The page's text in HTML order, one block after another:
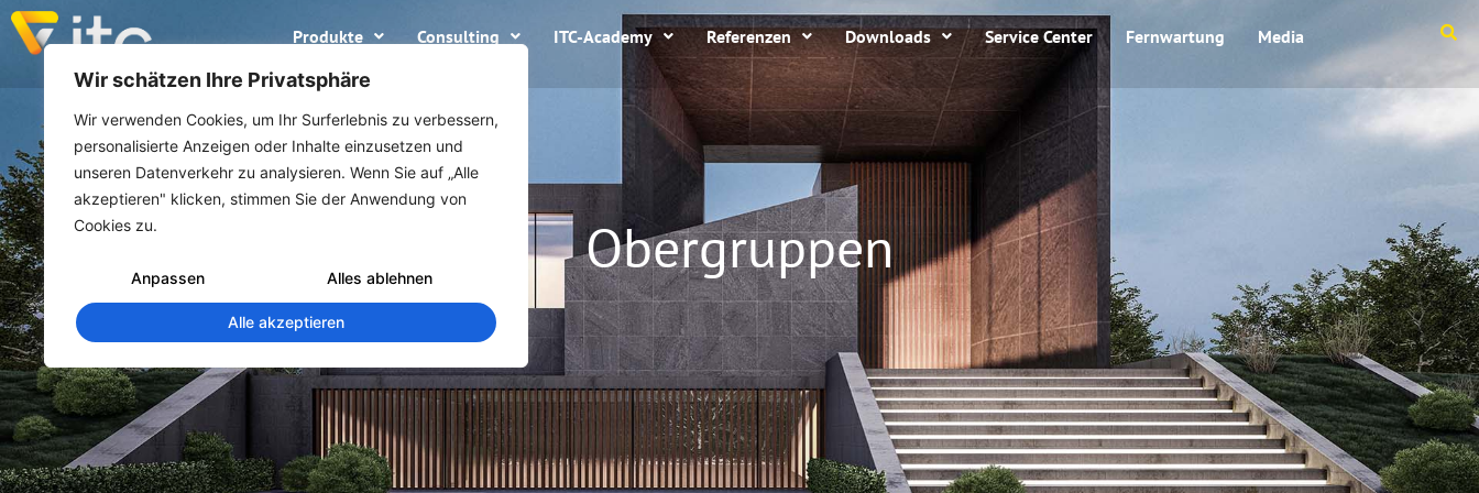
Wir schätzen Ihre Privatsphäre
Wir verwenden Cookies, um Ihr Surferlebnis zu verbessern,
personalisierte Anzeigen oder Inhalte einzusetzen und
unseren Datenverkehr zu analysieren. Wenn Sie auf „Alle
akzeptieren" klicken, stimmen Sie der Anwendung von
Cookies zu.
Anpassen Alles ablehnen
Alle akzeptieren
Produkte Consulting ITC-Academy Referenzen Downloads Service Center Fernwartung Media
Obergruppen